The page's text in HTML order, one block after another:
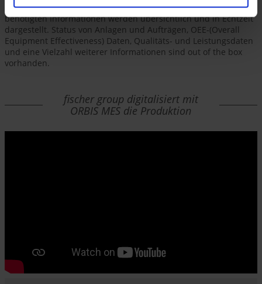
ORBIS MES behalten Sie Ihren Shopfloor immer im Blick. Alle
benötigten Informationen werden übersichtlich und in Echtzeit
dargestellt. Status von Anlagen und Aufträgen, OEE-(Overall
Equipment Effectiveness) Daten, Qualitäts- und Leistungsdaten
und eine Vielzahl weiterer Informationen sind out of the box
vorhanden.
fischer group digitalisiert mit
ORBIS MES die Produktion